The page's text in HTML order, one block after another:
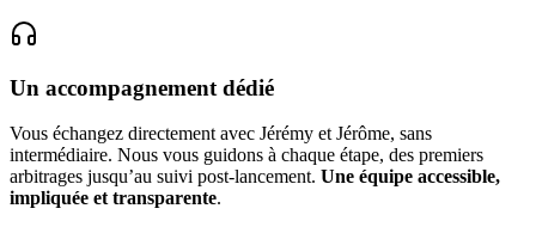
Un accompagnement dédié
Vous échangez directement avec Jérémy et Jérôme, sans
intermédiaire. Nous vous guidons à chaque étape, des premiers
arbitrages jusqu’au suivi post-lancement. Une équipe accessible,
impliquée et transparente.